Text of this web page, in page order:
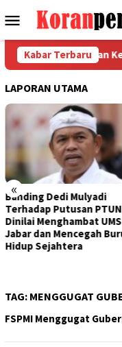
ke
Menu
Mobile
Kabar Terbaru
Bekasi Tegaskan
LAPORAN UTAMA
«
Bapak Aing Mengajukan
Banding, MA Tak Boleh
Mengubur Putusan PTUN
UMSK Jawa Barat
TAG: MENGGUGAT
FSPMI Menggugat